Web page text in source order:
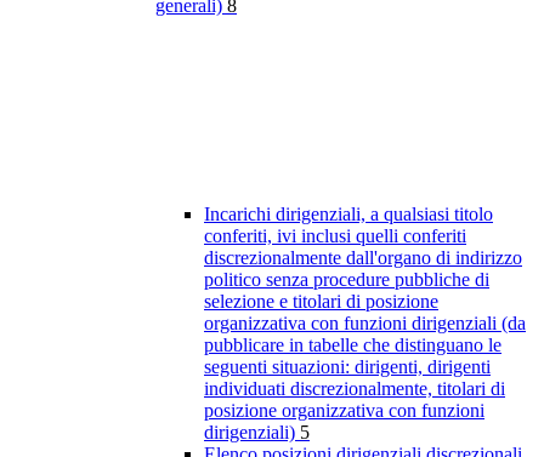
generali) 8
Incarichi dirigenziali, a qualsiasi titolo
conferiti, ivi inclusi quelli conferiti
discrezionalmente dall'organo di indirizzo
politico senza procedure pubbliche di
selezione e titolari di posizione
organizzativa con funzioni dirigenziali (da
pubblicare in tabelle che distinguano le
seguenti situazioni: dirigenti, dirigenti
individuati discrezionalmente, titolari di
posizione organizzativa con funzioni
dirigenziali) 5